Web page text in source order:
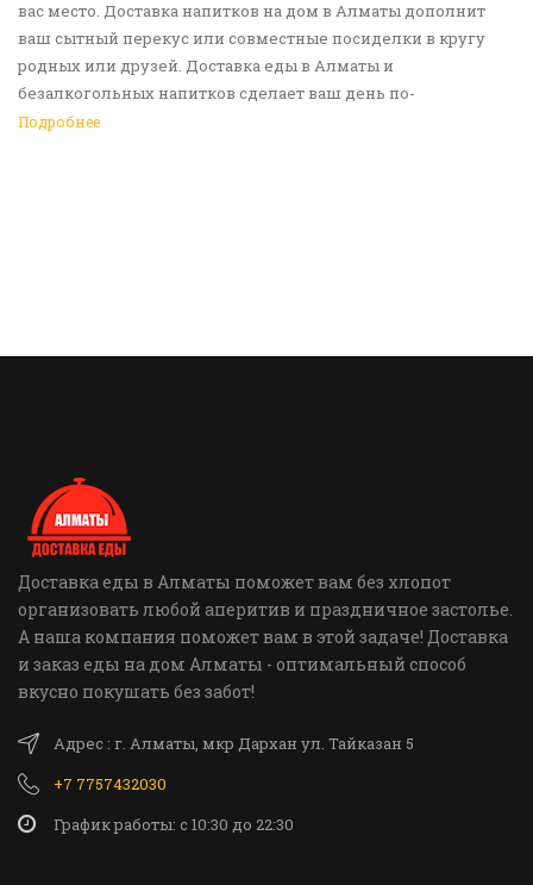
вас место. Доставка напитков на дом в Алматы дополнит
ваш сытный перекус или совместные посиделки в кругу
родных или друзей. Доставка еды в Алматы и
безалкогольных напитков сделает ваш день по-
настоящему ярким и беззаботным. Обращайтесь к нам за
Подробнее
Доставка еды в Алматы поможет вам без хлопот
организовать любой аперитив и праздничное застолье.
А наша компания поможет вам в этой задаче! Доставка
и заказ еды на дом Алматы - оптимальный способ
вкусно покушать без забот!
Адрес : г. Алматы, мкр Дархан ул. Тайказан 5
+7 7757432030
График работы: c 10:30 до 22:30